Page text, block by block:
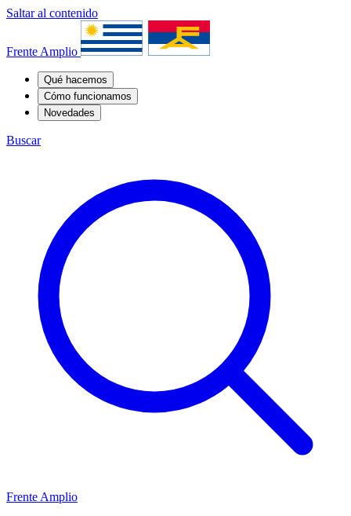
Saltar al contenido
Frente Amplio
Qué hacemos
Cómo funcionamos
Novedades
Buscar
Frente Amplio